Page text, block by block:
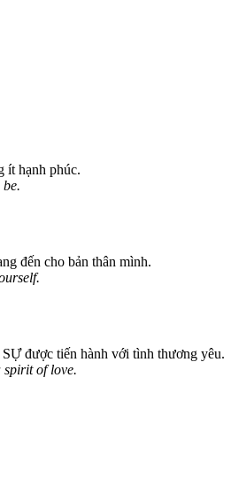
ít hạnh phúc.
đến cho bản thân mình.
được tiến hành với tình thương yêu.
spirit of love.